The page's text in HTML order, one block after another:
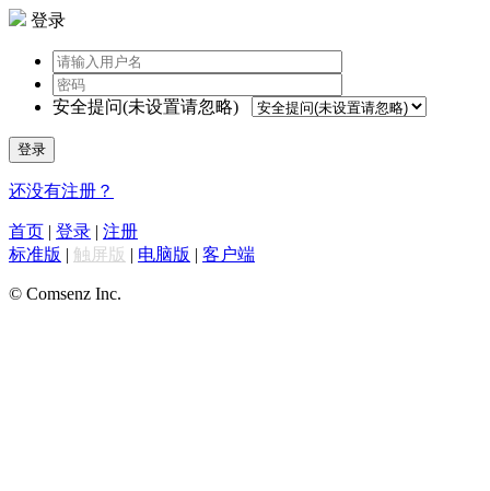
登录
安全提问(未设置请忽略)
登录
还没有注册？
首页 | 登录 | 注册
标准版 | 触屏版 | 电脑版 | 客户端
© Comsenz Inc.